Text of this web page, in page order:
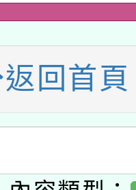
為「滿6
」措施，
辦理「
位及節水達
日(星期六
福系列
」
地景藝術
藝術巡演
民及學前
大學辦理
研究院中
國民及學前
返回首頁